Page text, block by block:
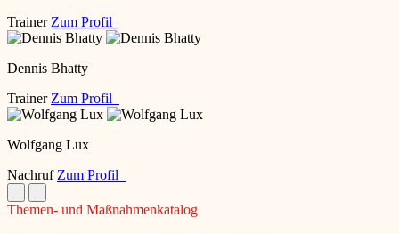
Trainer Zum Profil
Dennis Bhatty
Trainer Zum Profil
Wolfgang Lux
Nachruf Zum Profil
Themen- und Maßnahmenkatalog